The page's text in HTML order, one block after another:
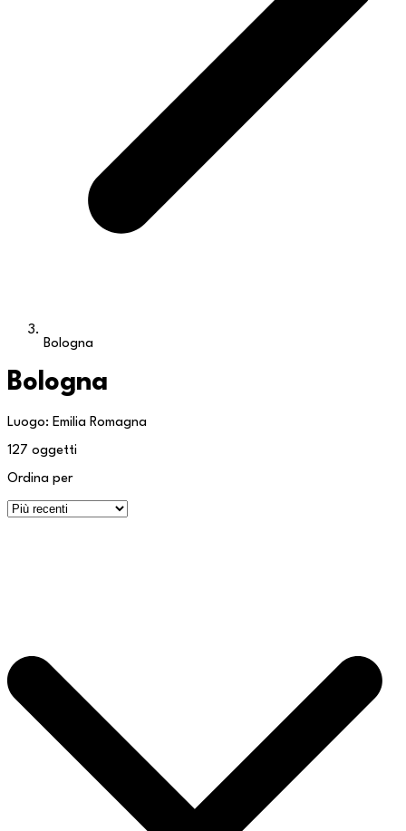
Bologna
Bologna
Luogo: Emilia Romagna
127 oggetti
Ordina per